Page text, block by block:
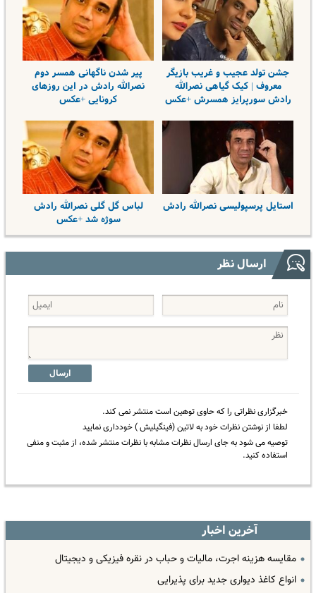
جشن تولد عجیب و غریب بازیگر
معروف | کیک گیاهی نصرالله
رادش سورپرایز همسرش +عکس
پیر شدن ناگهانی همسر دوم
نصرالله رادش در این روزهای
کرونایی +عکس
استایل پرسپولیسی نصرالله رادش
لباس گل گلی نصرالله رادش
سوژه شد +عکس
ارسال نظر
ارسال
خبرگزاری نظراتی را که حاوی توهین است منتشر نمی کند.
لطفا از نوشتن نظرات خود به لاتین (فینگیلیش ) خودداری نمایید
توصیه می شود به جای ارسال نظرات مشابه با نظرات منتشر شده، از مثبت و منفی
استفاده کنید.
آخرین اخبار
مقایسه هزینه اجرت، مالیات و حباب در نقره فیزیکی و دیجیتال
انواع کاغذ دیواری جدید برای پذیرایی